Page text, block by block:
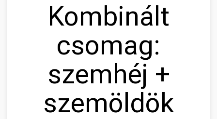
Kombinált
csomag:
szemhéj +
szemöldök